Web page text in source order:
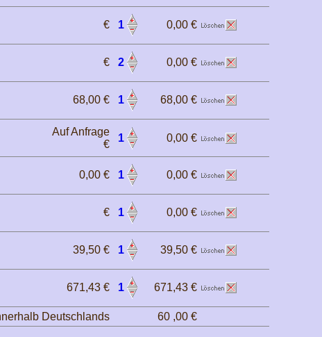
€ 1 0,00 €
€ 2 0,00 €
68,00 € 1 68,00 €
Auf Anfrage
€
1 0,00 €
0,00 € 1 0,00 €
€ 1 0,00 €
39,50 € 1 39,50 €
671,43 € 1 671,43 €
Deutschlands 60 ,00 €